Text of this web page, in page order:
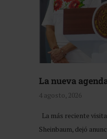
La nueva
4 agosto, 2026
La más reciente
Sheinbaum, dejó